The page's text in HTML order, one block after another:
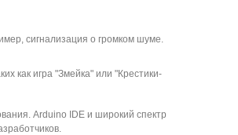
сигнализация о громком шуме.
как игра "Змейка" или "Крестики-
Arduino IDE и широкий спектр